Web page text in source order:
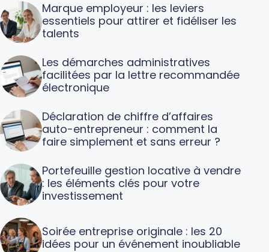
Marque employeur : les leviers
essentiels pour attirer et fidéliser les
talents
Les démarches administratives
facilitées par la lettre recommandée
électronique
Déclaration de chiffre d’affaires
auto-entrepreneur : comment la
faire simplement et sans erreur ?
Portefeuille gestion locative à vendre
: les éléments clés pour votre
investissement
Soirée entreprise originale : les 20
idées pour un événement inoubliable